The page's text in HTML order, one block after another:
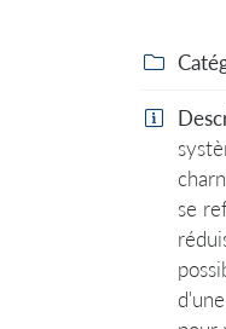
l'adresse email
le formulaire


se